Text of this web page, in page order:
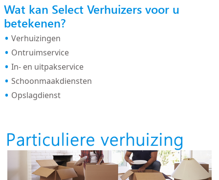
Wat kan Select Verhuizers voor u
betekenen?
Verhuizingen
Ontruimservice
In- en uitpakservice
Schoonmaakdiensten
Opslagdienst